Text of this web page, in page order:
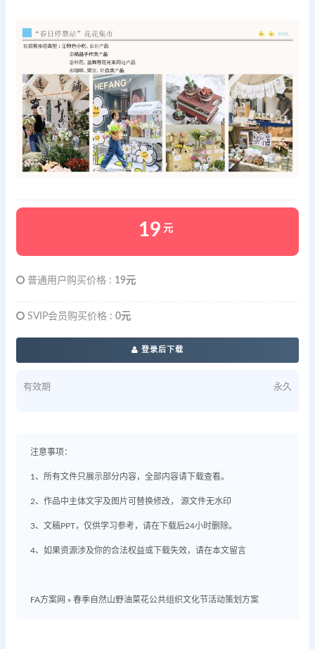
19 元
普通用户购买价格 : 19元
SVIP会员购买价格 : 0元
登录后下载
有效期 永久
注意事项：
1、所有文件只展示部分内容，全部内容请下载查看。
2、作品中主体文字及图片可替换修改， 源文件无水印
3、文稿PPT，仅供学习参考，请在下载后24小时删除。
4、如果资源涉及你的合法权益或下载失效，请在本文留言
FA方案网 » 春季自然山野油菜花公共组织文化节活动策划方案